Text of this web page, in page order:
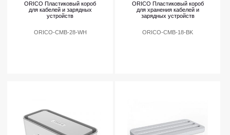
ORICO Пластиковый короб
для кабелей и зарядных
устройств
ORICO-CMB-28-WH
ORICO Пластиковый короб
для хранения кабелей и
зарядных устройств
ORICO-CMB-18-BK